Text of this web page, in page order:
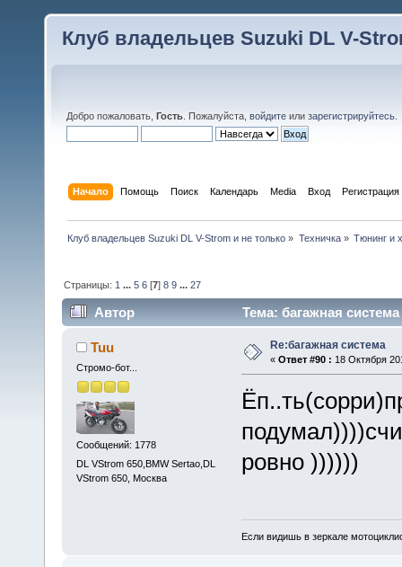
Клуб владельцев Suzuki DL V-
Добро пожаловать, Гость . Пожалуйста, войдите или зарегистрируйтесь
Начало Помощь Поиск Календарь Media Вход Регистрация
Клуб владельцев Suzuki DL V-Strom и не только » Техничка» Тюнинг и
Страницы: 1 ...5 6 [7]8 9 ...27
Автор Тема: багажная
Tuu
Стромо-бот...
Сообщений: 1778
DL VStrom 650,BMW Sertao,DL
VStrom 650, Москва
Re:багажная система
« Ответ #90 : 18 Октября
ровно ))))))
Если видишь в зеркале